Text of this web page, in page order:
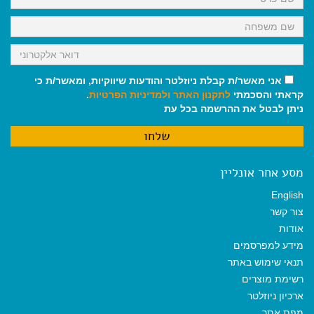
אני מאשר/ת קבלת ניוזלטר והודעות שיווקיות, ומאשר/ת כי
קראתי והסכמתי לתקנון האתר ולמדיניות הפרטיות.
ניתן לבטל את ההרשמה בכל עת
מסע אחר אונליין
English
צור קשר
אודות
מידע למפרסמים
תנאי שימוש באתר
רשימת מוצרים
ארכיון ניוזלטר